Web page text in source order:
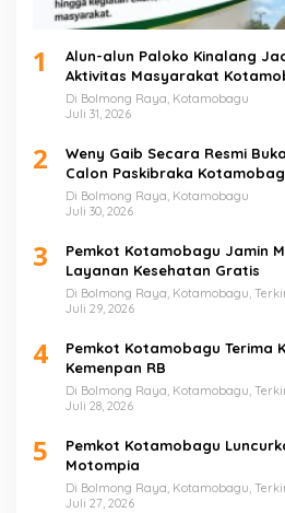
1
Alun-alun Paloko Kinalang
Aktivitas Masyarakat
Di Bolmong Raya, Kotamobagu
Juli 31, 2026
2
Weny Gaib Secara Resmi
Calon Paskibraka
Di Bolmong Raya, Kotamobagu
Juli 30, 2026
3
Pemkot Kotamobagu Jamin
Layanan Kesehatan Gratis
Di Bolmong Raya, Kotamobagu,
Juli 29, 2026
4
Pemkot Kotamobagu Terima
Kemenpan RB
Di Bolmong Raya, Kotamobagu,
Juli 28, 2026
5
Pemkot Kotamobagu
Motompia
Di Bolmong Raya, Kotamobagu,
Juli 27, 2026